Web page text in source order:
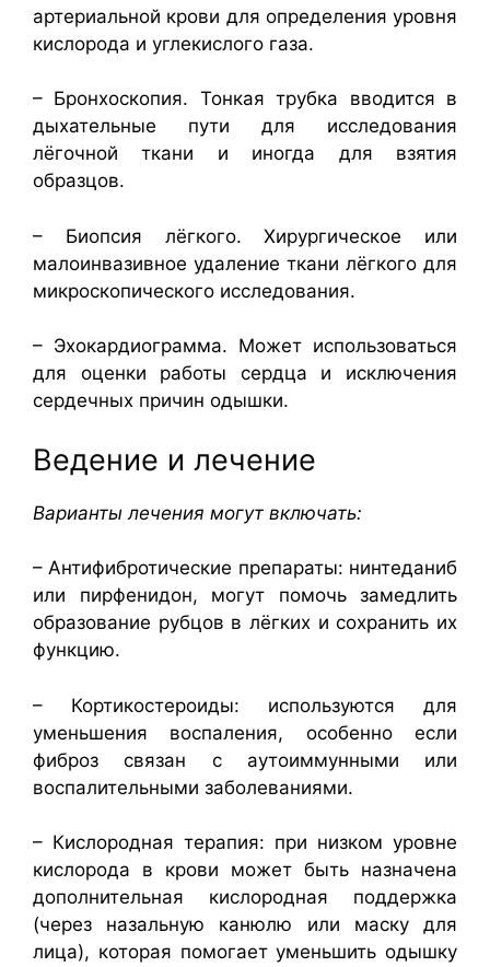
артериальной крови для определения уровня
кислорода и углекислого газа.
– Бронхоскопия. Тонкая трубка вводится в
дыхательные пути для исследования
лёгочной ткани и иногда для взятия
образцов.
– Биопсия лёгкого. Хирургическое или
малоинвазивное удаление ткани лёгкого для
микроскопического исследования.
– Эхокардиограмма. Может использоваться
для оценки работы сердца и исключения
сердечных причин одышки.
Ведение и лечение
Варианты лечения могут включать:
– Антифибротические препараты: нинтеданиб
или пирфенидон, могут помочь замедлить
образование рубцов в лёгких и сохранить их
функцию.
– Кортикостероиды: используются для
уменьшения воспаления, особенно если
фиброз связан с аутоиммунными или
воспалительными заболеваниями.
– Кислородная терапия: при низком уровне
кислорода в крови может быть назначена
дополнительная кислородная поддержка
(через назальную канюлю или маску для
лица), которая помогает уменьшить одышку